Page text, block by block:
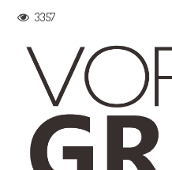
3357